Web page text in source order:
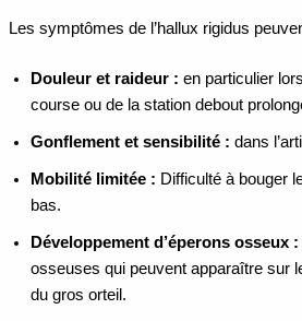
Les symptômes de l’hallux rigidus
Douleur et raideur : en particulier
course ou de la station debout
Gonflement et sensibilité : dans
Mobilité limitée : Difficulté à bouger
bas.
Développement d’éperons osseux :
osseuses qui peuvent apparaître sur
du gros orteil.